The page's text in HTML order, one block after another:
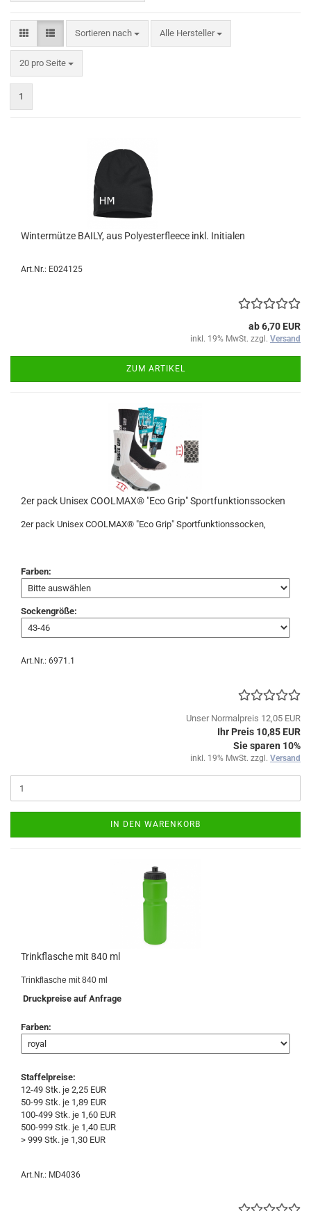
Sortieren nach
Sortieren nach Alle Hersteller
20 pro Seite
pro Seite
1
Wintermütze BAILY, aus Polyesterfleece inkl. Initialen
Art.Nr.: E024125
ab 6,70 EUR
inkl. 19% MwSt. zzgl. Versand
ZUM ARTIKEL
2er pack Unisex COOLMAX® "Eco Grip" Sportfunktionssocken
2er pack Unisex COOLMAX® "Eco Grip" Sportfunktionssocken,
Farben:
Sockengröße:
Art.Nr.: 6971.1
Unser Normalpreis 12,05 EUR
Ihr Preis 10,85 EUR
Sie sparen 10%
inkl. 19% MwSt. zzgl. Versand
IN DEN WARENKORB
Trinkflasche mit 840 ml
Trinkflasche mit 840 ml
Druckpreise auf Anfrage
Farben:
Staffelpreise:
12-49 Stk. je 2,25 EUR
50-99 Stk. je 1,89 EUR
100-499 Stk. je 1,60 EUR
500-999 Stk. je 1,40 EUR
> 999 Stk. je 1,30 EUR
Art.Nr.: MD4036